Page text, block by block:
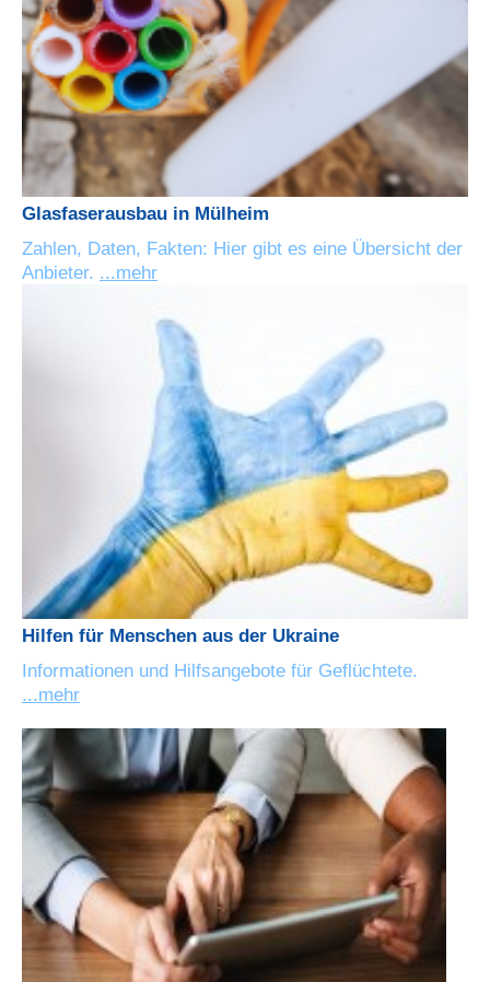
Glasfaserausbau in Mülheim
Zahlen, Daten, Fakten: Hier gibt es eine Übersicht der
Anbieter. ...mehr
Hilfen für Menschen aus der Ukraine
Informationen und Hilfsangebote für Geflüchtete.
...mehr